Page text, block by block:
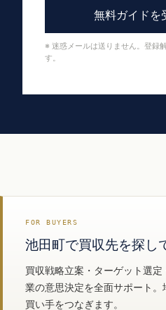
無料ガイドを
※ 迷惑メールは送りません。登録
す。
FOR BUYERS
池田町で買収先を探し
買収戦略立案・ターゲット選
業の意思決定を全面サポート
買い手をつなぎます。